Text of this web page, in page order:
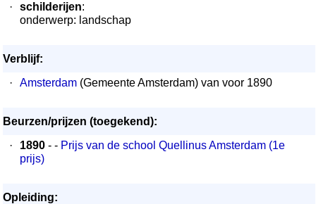
·
schilderijen:
onderwerp: landschap
Verblijf:
·
Amsterdam (Gemeente Amsterdam) van voor 1890
Beurzen/prijzen (toegekend):
·
1890 - - Prijs van de school Quellinus Amsterdam (1e
prijs)
Opleiding: